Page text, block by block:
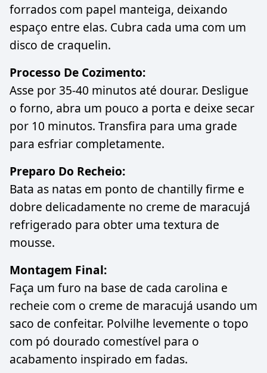
forrados com papel manteiga, deixando
espaço entre elas. Cubra cada uma com um
disco de craquelin.
Processo De Cozimento:
Asse por 35-40 minutos até dourar. Desligue
o forno, abra um pouco a porta e deixe secar
por 10 minutos. Transfira para uma grade
para esfriar completamente.
Preparo Do Recheio:
Bata as natas em ponto de chantilly firme e
dobre delicadamente no creme de maracujá
refrigerado para obter uma textura de
mousse.
Montagem Final:
Faça um furo na base de cada carolina e
recheie com o creme de maracujá usando um
saco de confeitar. Polvilhe levemente o topo
com pó dourado comestível para o
acabamento inspirado em fadas.